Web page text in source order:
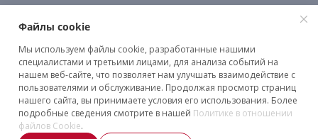
Заказать звонок
Подписаться на рассылку
Клиентское соглашение
Политика конфиденциальности
Файлы cookie
Мы используем файлы cookie, разработанные нашими
специалистами и третьими лицами, для анализа событий на
нашем веб-сайте, что позволяет нам улучшать взаимодействие с
пользователями и обслуживание. Продолжая просмотр страниц
нашего сайта, вы принимаете условия его использования. Более
подробные сведения смотрите в нашей Политике в отношении
файлов Cookie.